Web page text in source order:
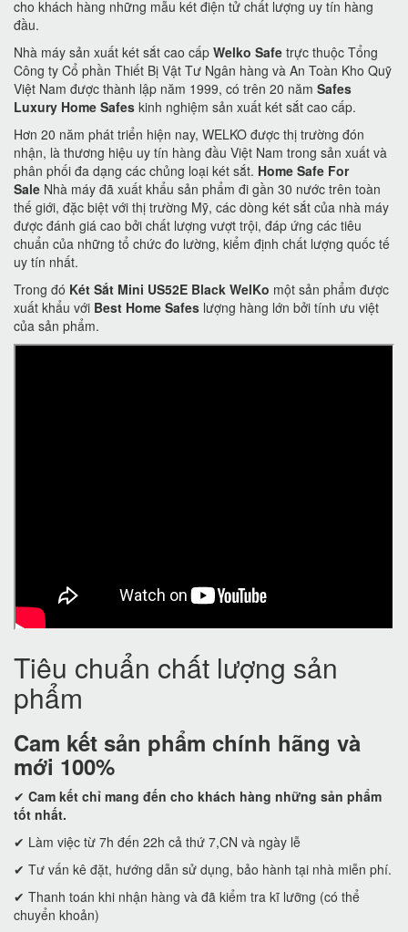
cho khách hàng những mẫu két điện tử chất lượng uy tín hàng
đầu.
Nhà máy sản xuất két sắt cao cấp Welko Safe trực thuộc Tổng
Công ty Cổ phần Thiết Bị Vật Tư Ngân hàng và An Toàn Kho Quỹ
Việt Nam được thành lập năm 1999, có trên 20 năm Safes
Luxury Home Safes kinh nghiệm sản xuất két sắt cao cấp.
Hơn 20 năm phát triển hiện nay, WELKO được thị trường đón
nhận, là thương hiệu uy tín hàng đầu Việt Nam trong sản xuất và
phân phối đa dạng các chủng loại két sắt. Home Safe For
Sale Nhà máy đã xuất khẩu sản phẩm đi gần 30 nước trên toàn
thế giới, đặc biệt với thị trường Mỹ, các dòng két sắt của nhà máy
được đánh giá cao bởi chất lượng vượt trội, đáp ứng các tiêu
chuẩn của những tổ chức đo lường, kiểm định chất lượng quốc tế
uy tín nhất.
Trong đó Két Sắt Mini US52E Black WelKo một sản phẩm được
xuất khẩu với Best Home Safes lượng hàng lớn bởi tính ưu việt
của sản phẩm.
Tiêu chuẩn chất lượng sản
phẩm
Cam kết sản phẩm chính hãng và
mới 100%
✔ Cam kết chỉ mang đến cho khách hàng những sản phẩm
tốt nhất.
✔ Làm việc từ 7h đến 22h cả thứ 7,CN và ngày lễ
✔ Tư vấn kê đặt, hướng dẫn sử dụng, bảo hành tại nhà miễn phí.
✔ Thanh toán khi nhận hàng và đã kiểm tra kĩ lưỡng (có thể
chuyển khoản)